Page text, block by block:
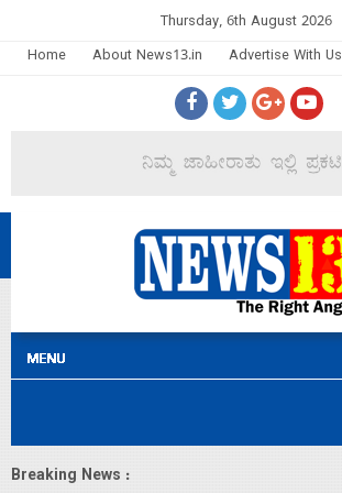
Thursday, 6th August 2026
Home
About News13.in Advertise With Us
Breaking News :